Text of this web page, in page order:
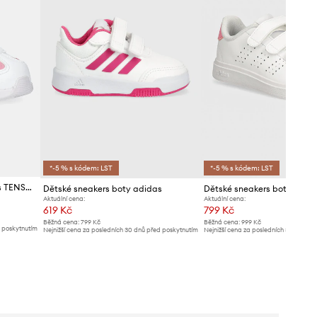
Dětské sneakers boty adidas TENSAUR SWITCH
poskytnutím
*-5 % s kódem: LST
Dětské sneakers boty adidas
Aktuální cena:
619 Kč
Běžná cena:799 Kč
Nejnižší cena za posledních 30 dnů před poskytnutím
*-5 % s kódem: LST
Aktuální cena:
799 Kč
Běžná cena: 999 Kč
Nejnižší cena za posledních 30 dnů